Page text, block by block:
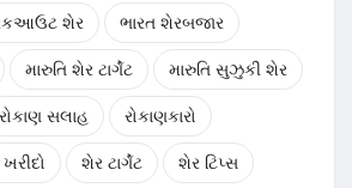
શેર ભારત શેરબજાર
મારુતિ શેર ટાર્ગેટ મારુતિ સુઝુકી શેર
રોકાણ સલાહ રોકાણકારો
શેર ટાર્ગેટ શેર ટિપ્સ